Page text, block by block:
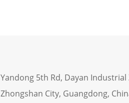
Yandong 5th Rd, Dayan
Zhongshan City, Guangdong,